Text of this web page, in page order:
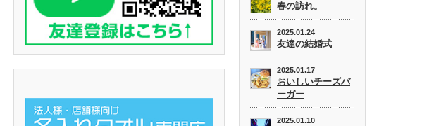
春の訪れ。
2025.01.24
友達の結婚式
2025.01.17
おいしいチーズバ
ーガー
2025.01.10